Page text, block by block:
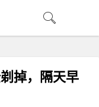
掉，隔天早